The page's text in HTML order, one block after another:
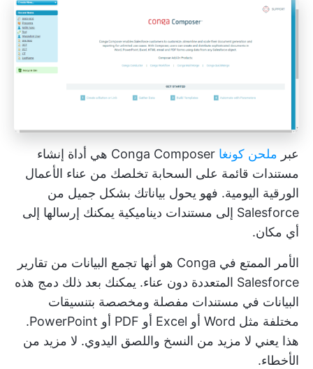
عبر ملحن كونغا
Conga Composer هي أداة إنشاء
مستندات قائمة على السحابة تخلصك من عناء الأعمال
الورقية اليومية. فهو يحول بياناتك بشكل جميل من
Salesforce إلى مستندات ديناميكية يمكنك إرسالها إلى
أي مكان.
الأمر الممتع في Conga هو أنها تجمع البيانات من تقارير
Salesforce المتعددة دون عناء. يمكنك بعد ذلك دمج هذه
البيانات في مستندات مفصلة ومخصصة بتنسيقات
مختلفة مثل Word أو Excel أو PDF أو PowerPoint.
هذا يعني لا مزيد من النسخ واللصق اليدوي. لا مزيد من
الأخطاء.